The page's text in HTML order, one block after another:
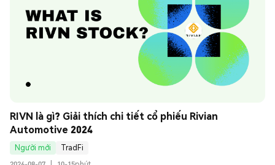
RIVN là gì? Giải thích chi tiết cổ phiếu Rivian
Automotive 2024
Người mới
TradFi